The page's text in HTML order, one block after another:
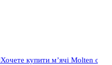
Хочете купити мʼячі Molten